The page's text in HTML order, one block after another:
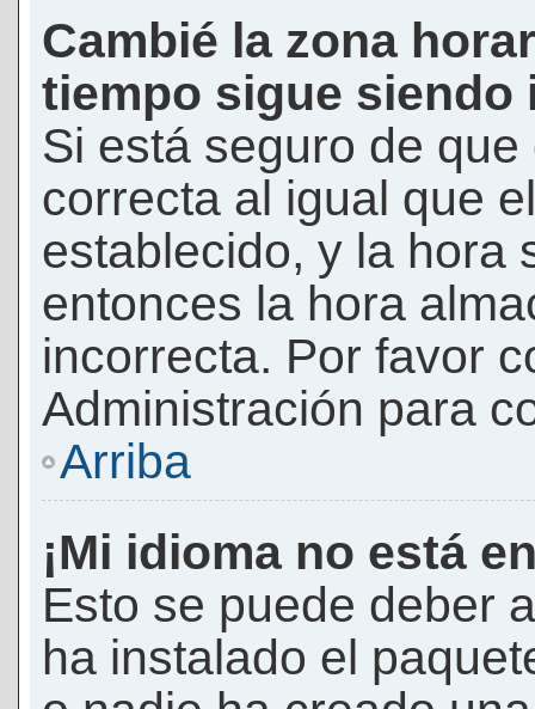
Cambié la zona
tiempo sigue siendo
Si está seguro de
correcta al igual que
establecido, y la hora
entonces la hora
incorrecta. Por favor
Administración para
Arriba
¡Mi idioma no está
Esto se puede deber
ha instalado el